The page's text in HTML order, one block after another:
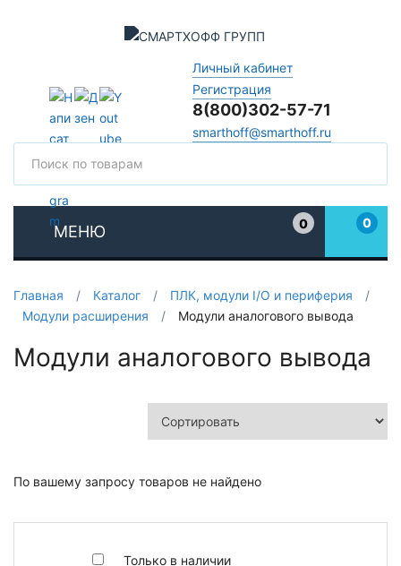
Личный кабинет
Регистрация
8(800)302-57-71
smarthoff@smarthoff.ru
МЕНЮ
0
0
Главная / Каталог / ПЛК, модули I/O и периферия
/
Модули расширения
/ Модули аналогового вывода
Только в наличии
Модули аналогового вывода
По вашему запросу товаров не найдено